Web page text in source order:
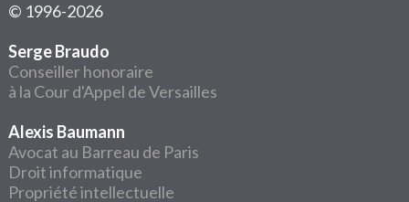
© 1996-2026
Serge Braudo
Conseiller honoraire
à la Cour d'Appel de Versailles
Alexis Baumann
Avocat au Barreau de Paris
Droit informatique
Propriété intellectuelle